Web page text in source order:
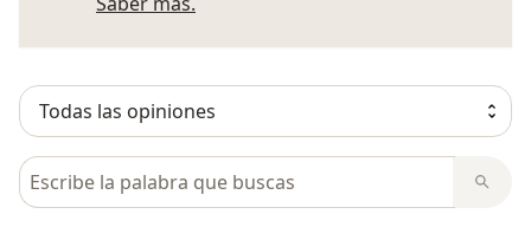
Busca en opiniones